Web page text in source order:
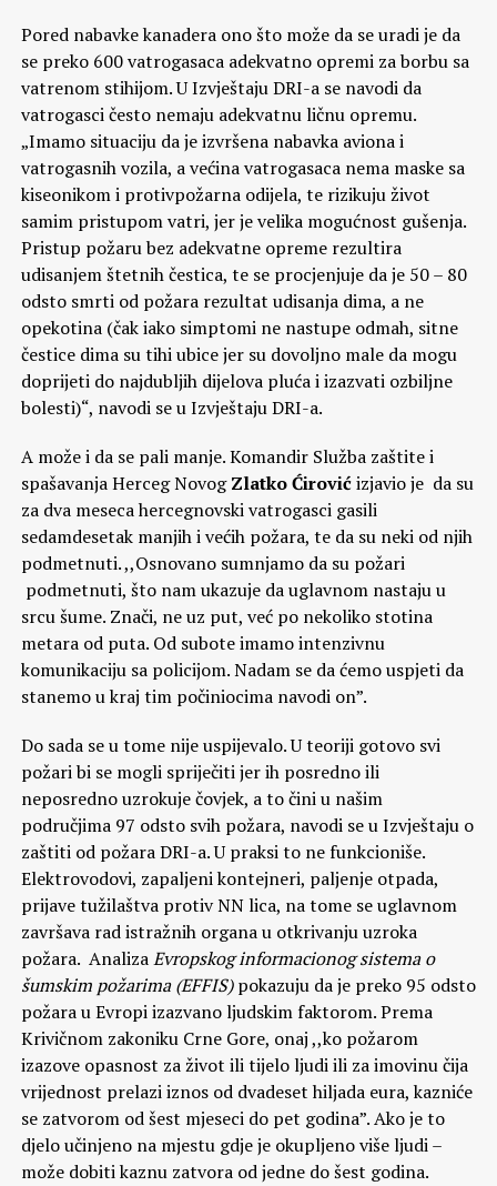
Pored nabavke kanadera ono što može da se uradi je da
se preko 600 vatrogasaca adekvatno opremi za borbu sa
vatrenom stihijom. U Izvještaju DRI-a se navodi da
vatrogasci često nemaju adekvatnu ličnu opremu.
„Imamo situaciju da je izvršena nabavka aviona i
vatrogasnih vozila, a većina vatrogasaca nema maske sa
kiseonikom i protivpožarna odijela, te rizikuju život
samim pristupom vatri, jer je velika mogućnost gušenja.
Pristup požaru bez adekvatne opreme rezultira
udisanjem štetnih čestica, te se procjenjuje da je 50 – 80
odsto smrti od požara rezultat udisanja dima, a ne
opekotina (čak iako simptomi ne nastupe odmah, sitne
čestice dima su tihi ubice jer su dovoljno male da mogu
doprijeti do najdubljih dijelova pluća i izazvati ozbiljne
bolesti)“, navodi se u Izvještaju DRI-a.
A može i da se pali manje. Komandir Služba zaštite i
spašavanja Herceg NovogZlatko Ćirovićizjavio je da su
za dva meseca hercegnovski vatrogasci gasili
sedamdesetak manjih i većih požara, te da su neki od njih
podmetnuti. ,,Osnovano sumnjamo da su požari
podmetnuti, što nam ukazuje da uglavnom nastaju u
srcu šume. Znači, ne uz put, već po nekoliko stotina
metara od puta. Od subote imamo intenzivnu
komunikaciju sa policijom. Nadam se da ćemo uspjeti da
stanemo u kraj tim počiniocima navodi on”.
Do sada se u tome nije uspijevalo. U teoriji gotovo svi
požari bi se mogli spriječiti jer ih posredno ili
neposredno uzrokuje čovjek, a to čini u našim
područjima 97 odsto svih požara, navodi se u Izvještaju o
zaštiti od požara DRI-a. U praksi to ne funkcioniše.
Elektrovodovi, zapaljeni kontejneri, paljenje otpada,
prijave tužilaštva protiv NN lica, na tome se uglavnom
završava rad istražnih organa u otkrivanju uzroka
požara. AnalizaEvropskog informacionog sistema o
šumskim požarima (EFFIS)pokazuju da je preko 95 odsto
požara u Evropi izazvano ljudskim faktorom. Prema
Krivičnom zakoniku Crne Gore, onaj ,,ko požarom
izazove opasnost za život ili tijelo ljudi ili za imovinu čija
vrijednost prelazi iznos od dvadeset hiljada eura, kazniće
se zatvorom od šest mjeseci do pet godina”. Ako je to
djelo učinjeno na mjestu gdje je okupljeno više ljudi –
može dobiti kaznu zatvora od jedne do šest godina.